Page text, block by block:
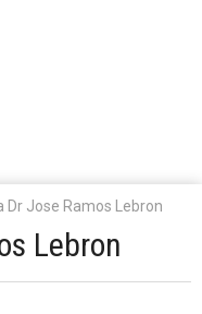
Dr Jose Ramos Lebron
Lebron